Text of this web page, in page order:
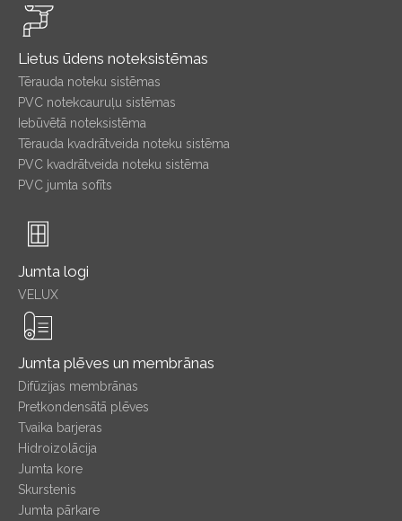
Lietus ūdens noteksistēmas
Tērauda noteku sistēmas
PVC notekcauruļu sistēmas
Iebūvētā noteksistēma
Tērauda kvadrātveida noteku sistēma
PVC kvadrātveida noteku sistēma
PVC jumta sofīts
Jumta logi
VELUX
Jumta plēves un membrānas
Difūzijas membrānas
Pretkondensātā plēves
Tvaika barjeras
Hidroizolācija
Jumta kore
Skurstenis
Jumta pārkare